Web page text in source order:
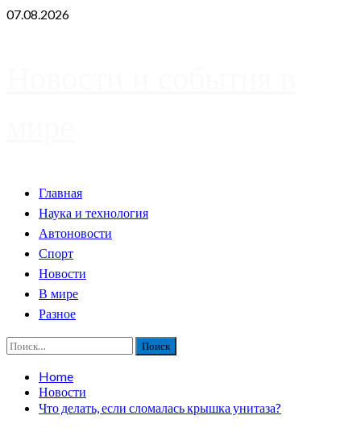
Skip
07.08.2026
PrimaryГлавная
Наука и технология
Автоновости
Спорт
Новости
В мире
Разное
Найти:
Home
Новости
Что делать, если сломалась крышка унитаза?